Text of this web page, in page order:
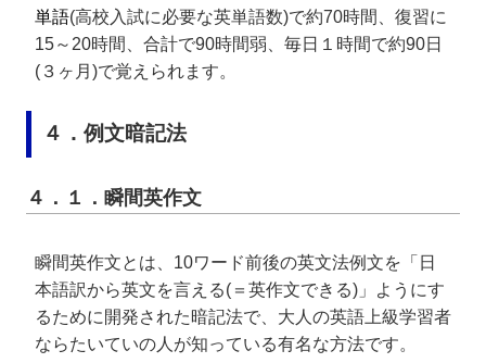
単語(高校入試に必要な英単語数)で約70時間、復習に
15～20時間、合計で90時間弱、毎日１時間で約90日
(３ヶ月)で覚えられます。
４．例文暗記法
４．１．瞬間英作文
瞬間英作文とは、10ワード前後の英文法例文を「日
本語訳から英文を言える(＝英作文できる)」ようにす
るために開発された暗記法で、大人の英語上級学習者
ならたいていの人が知っている有名な方法です。